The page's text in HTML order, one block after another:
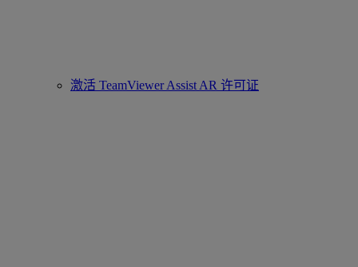
激活 TeamViewer Assist AR 许可证